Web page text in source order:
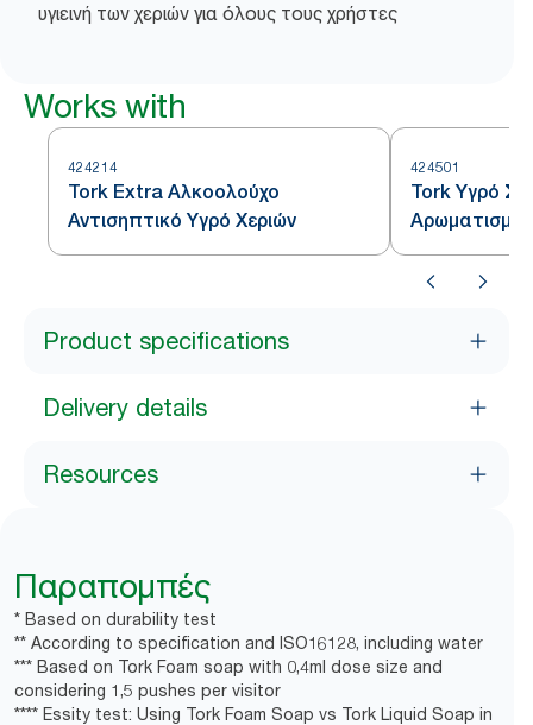
υγιεινή των χεριών για όλους τους χρήστες
Works with
424214
Tork Extra Αλκοολούχο
Αντισηπτικό Υγρό Χεριών
424501
Tork Υγρό
Product specifications
Delivery details
Resources
Παραπομπές
* Based on durability test
** According to specification and ISO16128, including water
*** Based on Tork Foam soap with 0,4ml dose size and
considering 1,5 pushes per visitor
**** Essity test: Using Tork Foam Soap vs Tork Liquid Soap in